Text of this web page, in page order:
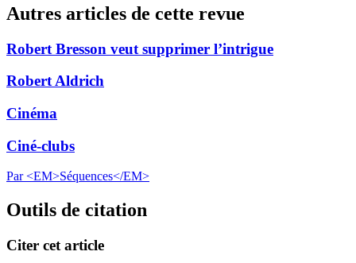
Autres articles de cette revue
Robert Bresson veut supprimer l’intrigue
Robert Aldrich
Cinéma
Ciné-clubs
Par <EM>Séquences</EM>
Outils de citation
Citer cet article